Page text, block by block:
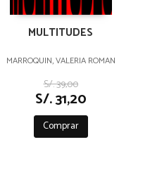
MULTITUDES
MARROQUIN, VALERIA ROMAN
S/. 39,00
S/. 31,20
Comprar